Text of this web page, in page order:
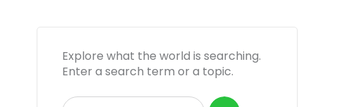
Explore what the world is searching.
Enter a search term or a topic.